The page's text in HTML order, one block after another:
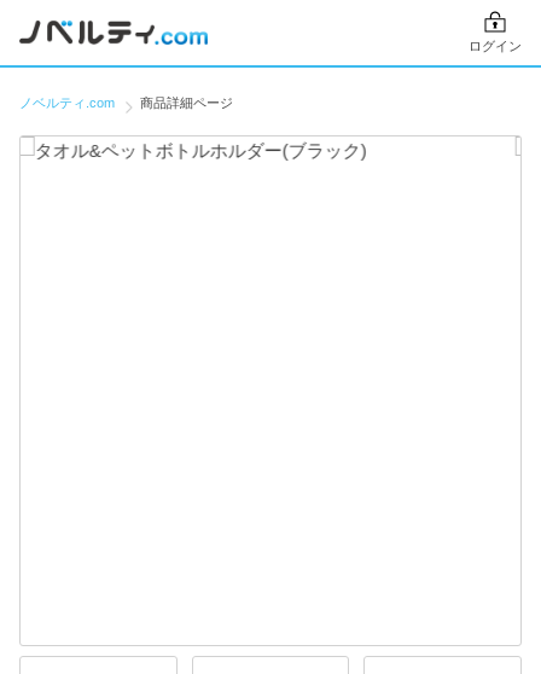
ログイン
ノベルティ.com 商品詳細ページ